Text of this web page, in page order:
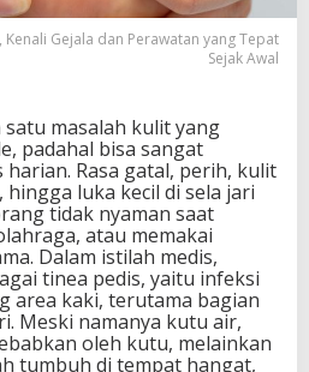
Gejala dan Perawatan yang Tepat
Sejak Awal
masalah kulit yang
padahal bisa sangat
Rasa gatal, perih, kulit
luka kecil di sela jari
tidak nyaman saat
atau memakai
Dalam istilah medis,
tinea pedis, yaitu infeksi
area kaki, terutama bagian
Meski namanya kutu air,
oleh kutu, melainkan
tumbuh di tempat hangat,